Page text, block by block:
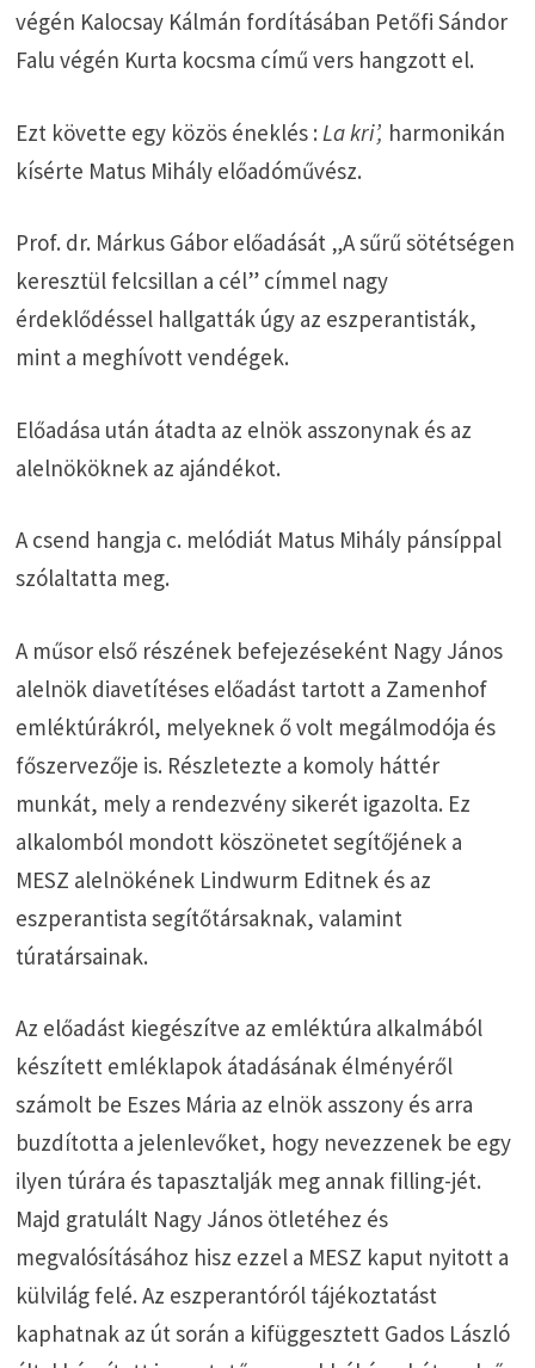
végén Kalocsay Kálmán fordításában Petőfi Sándor
Falu végén Kurta kocsma című vers hangzott el.
Ezt követte egy közös éneklés : La kri’, harmonikán
kísérte Matus Mihály előadóművész.
Prof. dr. Márkus Gábor előadását „A sűrű sötétségen
keresztül felcsillan a cél” címmel nagy
érdeklődéssel hallgatták úgy az eszperantisták,
mint a meghívott vendégek.
Előadása után átadta az elnök asszonynak és az
alelnököknek az ajándékot.
A csend hangja c. melódiát Matus Mihály pánsíppal
szólaltatta meg.
A műsor első részének befejezéseként Nagy János
alelnök diavetítéses előadást tartott a Zamenhof
emléktúrákról, melyeknek ő volt megálmodója és
főszervezője is. Részletezte a komoly háttér
munkát, mely a rendezvény sikerét igazolta. Ez
alkalomból mondott köszönetet segítőjének a
MESZ alelnökének Lindwurm Editnek és az
eszperantista segítőtársaknak, valamint
túratársainak.
Az előadást kiegészítve az emléktúra alkalmából
készített emléklapok átadásának élményéről
számolt be Eszes Mária az elnök asszony és arra
buzdította a jelenlevőket, hogy nevezzenek be egy
ilyen túrára és tapasztalják meg annak filling-jét.
Majd gratulált Nagy János ötletéhez és
megvalósításához hisz ezzel a MESZ kaput nyitott a
külvilág felé. Az eszperantóról tájékoztatást
kaphatnak az út során a kifüggesztett Gados László